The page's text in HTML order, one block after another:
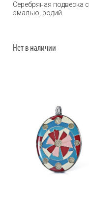
Серебряная подвеска с
эмалью, родий
Нет в наличии